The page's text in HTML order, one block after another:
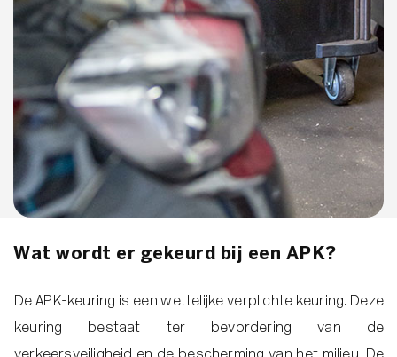
Wat wordt er gekeurd bij een APK?
De APK-keuring is een wettelijke verplichte keuring. Deze
keuring bestaat ter bevordering van de